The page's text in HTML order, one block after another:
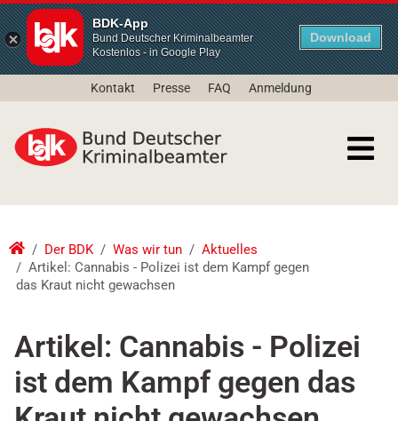
BDK-App
Bund Deutscher Kriminalbeamter
Kostenlos - in Google Play
Download
Kontakt Presse FAQ Anmeldung
Der BDK Was wir tun
Aktuelles
Artikel: Cannabis - Polizei ist dem Kampf gegen
das Kraut nicht gewachsen
Artikel: Cannabis - Polizei
ist dem Kampf gegen das